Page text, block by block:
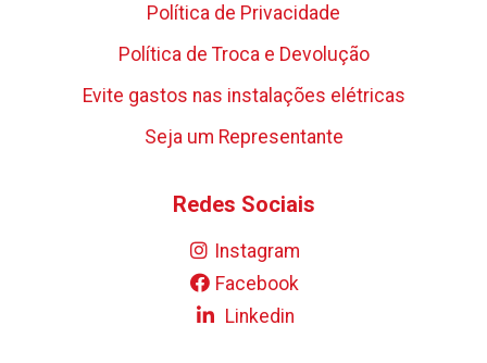
Política de Privacidade
Política de Troca e Devolução
Evite gastos nas instalações elétricas
Seja um Representante
Redes Sociais
Instagram
Facebook
Linkedin